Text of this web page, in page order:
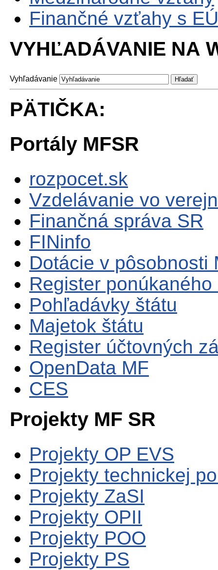
Finančné vzťahy s EÚ
VYHĽADÁVANIE NA
Vyhľadávanie
PÄTIČKA:
Portály MFSR
rozpocet.sk
Vzdelávanie vo
Finančná správa SR
FINinfo
Dotácie v pôsobnosti
Register
Pohľadávky štátu
Majetok štátu
Register účtovných
OpenData MF
CES
Projekty MF SR
Projekty OP EVS
Projekty technickej
Projekty ZaSI
Projekty OPII
Projekty POO
Projekty PS